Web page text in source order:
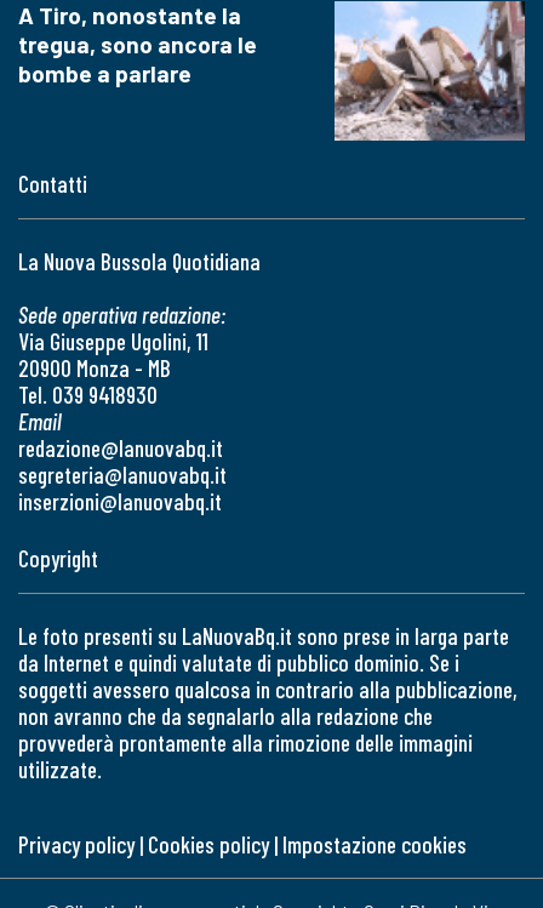
Contatti
La Nuova Bussola Quotidiana
Sede operativa redazione:
Via Giuseppe Ugolini, 11
20900 Monza - MB
Tel. 039 9418930
Email
redazione@lanuovabq.it
segreteria@lanuovabq.it
inserzioni@lanuovabq.it
A Tiro, nonostante la
tregua, sono ancora le
bombe a parlare
Copyright
Le foto presenti su LaNuovaBq.it sono prese in larga parte
da Internet e quindi valutate di pubblico dominio. Se i
soggetti avessero qualcosa in contrario alla pubblicazione,
non avranno che da segnalarlo alla redazione che
provvederà prontamente alla rimozione delle immagini
utilizzate.
Privacy policy| Cookies policy| Impostazione cookies